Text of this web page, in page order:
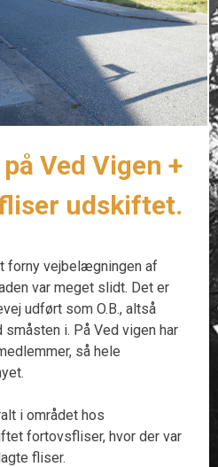
på Ved Vigen +
udskiftet.
forny vejbelægningen af
var meget slidt. Det er
udført som O.B., altså
i. På Ved vigen har
så hele
i området hos
fortovsfliser, hvor der var
fliser.